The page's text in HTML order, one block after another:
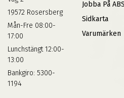
19572 Rosersberg
Mån-Fre 08:00-
17:00
Lunchstängt 12:00-
13:00
Bankgiro: 5300-
1194
Jobba På ABS
Sidkarta
Varumärken